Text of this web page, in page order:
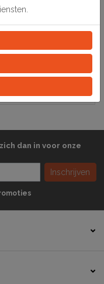
145310
dan in voor onze
Inschrijven